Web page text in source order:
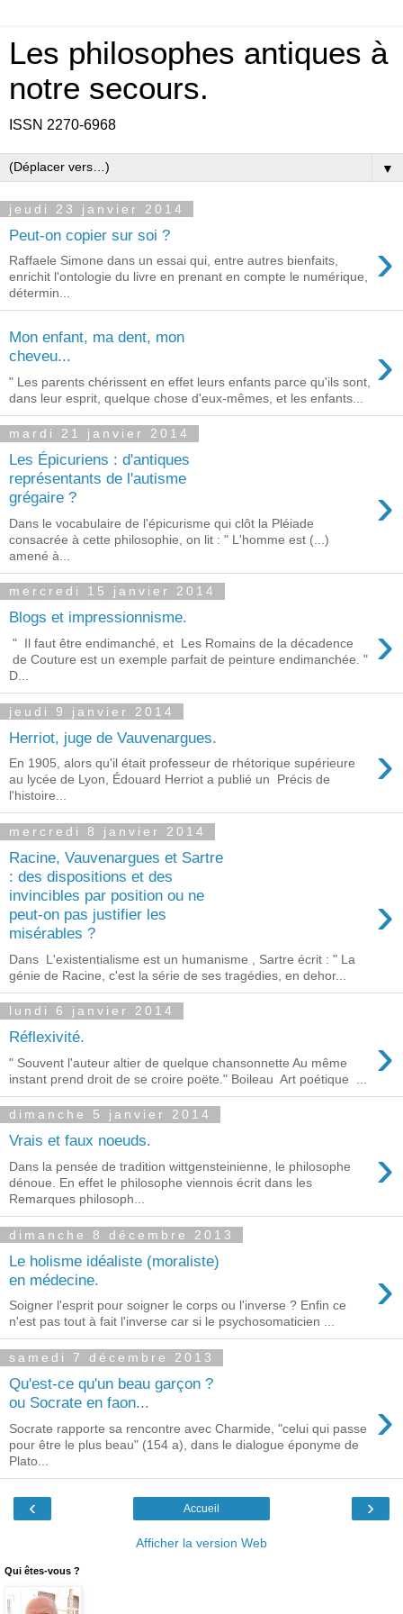
Les philosophes antiques à
notre secours.
ISSN 2270-6968
▼
jeudi 23 janvier 2014
Peut-on copier sur soi ? ›
Raffaele Simone dans un essai qui, entre autres bienfaits,
enrichit l'ontologie du livre en prenant en compte le numérique,
détermin...
Mon enfant, ma dent, mon
cheveu...
›
" Les parents chérissent en effet leurs enfants parce qu'ils sont,
dans leur esprit, quelque chose d'eux-mêmes, et les enfants...
mardi 21 janvier 2014
Les Épicuriens : d'antiques
représentants de l'autisme
grégaire ?
›
Dans le vocabulaire de l'épicurisme qui clôt la Pléiade
consacrée à cette philosophie, on lit : " L'homme est (...)
amené à...
mercredi 15 janvier 2014
Blogs et impressionnisme. ›
" Il faut être endimanché, et Les Romains de la décadence
de Couture est un exemple parfait de peinture endimanchée. "
D...
jeudi 9 janvier 2014
Herriot, juge de Vauvenargues. ›
En 1905, alors qu'il était professeur de rhétorique supérieure
au lycée de Lyon, Édouard Herriot a publié un Précis de
l'histoire...
mercredi 8 janvier 2014
Racine, Vauvenargues et Sartre
: des dispositions et des
invincibles par position ou ne
peut-on pas justifier les
misérables ?
›
Dans L'existentialisme est un humanisme , Sartre écrit : " La
génie de Racine, c'est la série de ses tragédies, en dehor...
lundi 6 janvier 2014
Réflexivité. ›
" Souvent l'auteur altier de quelque chansonnette Au même
instant prend droit de se croire poëte." Boileau Art poétique ...
dimanche 5 janvier 2014
Vrais et faux noeuds. ›
Dans la pensée de tradition wittgensteinienne, le philosophe
dénoue. En effet le philosophe viennois écrit dans les
Remarques philosoph...
dimanche 8 décembre 2013
Le holisme idéaliste (moraliste)
en médecine.
›
Soigner l'esprit pour soigner le corps ou l'inverse ? Enfin ce
n'est pas tout à fait l'inverse car si le psychosomaticien ...
samedi 7 décembre 2013
Qu'est-ce qu'un beau garçon ?
ou Socrate en faon...
›
Socrate rapporte sa rencontre avec Charmide, "celui qui passe
pour être le plus beau" (154 a), dans le dialogue éponyme de
Plato...
‹ ›
Accueil
Afficher la version Web
Qui êtes-vous ?